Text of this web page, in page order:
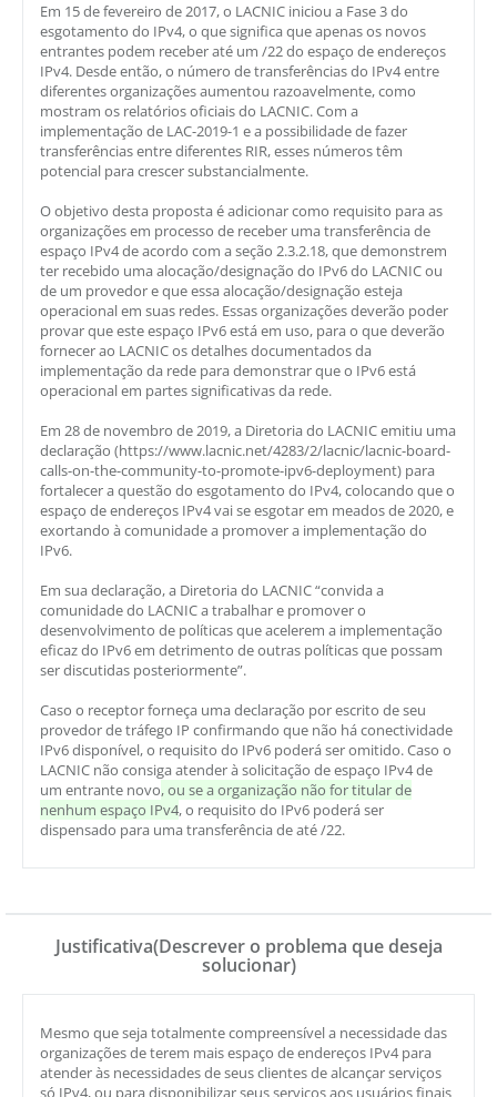
Em 15 de fevereiro de 2017, o LACNIC iniciou a Fase 3 do
esgotamento do IPv4, o que significa que apenas os novos
entrantes podem receber até um /22 do espaço de endereços
IPv4. Desde então, o número de transferências do IPv4 entre
diferentes organizações aumentou razoavelmente, como
mostram os relatórios oficiais do LACNIC. Com a
implementação de LAC-2019-1 e a possibilidade de fazer
transferências entre diferentes RIR, esses números têm
potencial para crescer substancialmente.
O objetivo desta proposta é adicionar como requisito para as
organizações em processo de receber uma transferência de
espaço IPv4 de acordo com a seção 2.3.2.18, que demonstrem
ter recebido uma alocação/designação do IPv6 do LACNIC ou
de um provedor e que essa alocação/designação esteja
operacional em suas redes. Essas organizações deverão poder
provar que este espaço IPv6 está em uso, para o que deverão
fornecer ao LACNIC os detalhes documentados da
implementação da rede para demonstrar que o IPv6 está
operacional em partes significativas da rede.
Em 28 de novembro de 2019, a Diretoria do LACNIC emitiu uma
declaração (https://www.lacnic.net/4283/2/lacnic/lacnic-board-
calls-on-the-community-to-promote-ipv6-deployment) para
fortalecer a questão do esgotamento do IPv4, colocando que o
espaço de endereços IPv4 vai se esgotar em meados de 2020, e
exortando à comunidade a promover a implementação do
IPv6.
Em sua declaração, a Diretoria do LACNIC “convida a
comunidade do LACNIC a trabalhar e promover o
desenvolvimento de políticas que acelerem a implementação
eficaz do IPv6 em detrimento de outras políticas que possam
ser discutidas posteriormente”.
Caso o receptor forneça uma declaração por escrito de seu
provedor de tráfego IP confirmando que não há conectividade
IPv6 disponível, o requisito do IPv6 poderá ser omitido. Caso o
LACNIC não consiga atender à solicitação de espaço IPv4 de
um entrante novo, ou se a organização não for titular de
nenhum espaço IPv4, o requisito do IPv6 poderá ser
dispensado para uma transferência de até /22.
Justificativa(Descrever o problema que deseja
solucionar)
Mesmo que seja totalmente compreensível a necessidade das
organizações de terem mais espaço de endereços IPv4 para
atender às necessidades de seus clientes de alcançar serviços
só IPv4, ou para disponibilizar seus serviços aos usuários finais